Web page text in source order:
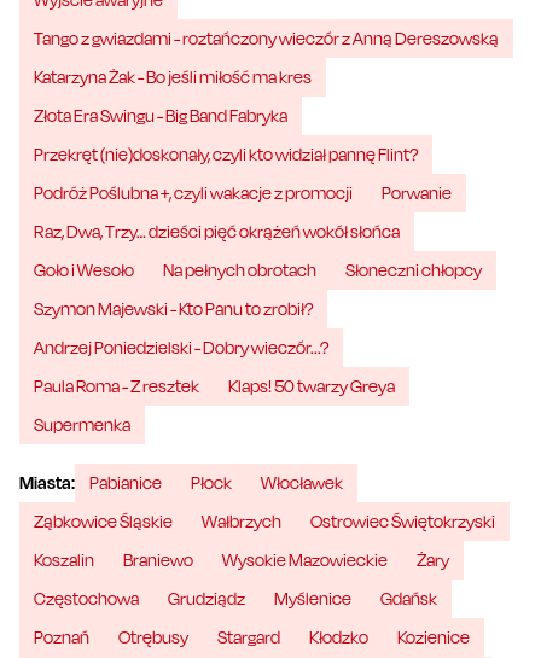
Tango z gwiazdami - roztańczony wieczór z Anną Dereszowską
Katarzyna Żak - Bo jeśli miłość ma kres
Złota Era Swingu - Big Band Fabryka
Przekręt (nie)doskonały, czyli kto widział pannę Flint?
Podróż Poślubna +, czyli wakacje z promocji
Porwanie
Raz, Dwa, Trzy… dzieści pięć okrążeń wokół słońca
Goło i Wesoło
Na pełnych obrotach
Słoneczni chłopcy
Szymon Majewski - Kto Panu to zrobił?
Andrzej Poniedzielski - Dobry wieczór...?
Paula Roma - Z resztek
Klaps! 50 twarzy Greya
Supermenka
Miasta: Pabianice Płock
Włocławek
Ząbkowice Śląskie
Wałbrzych
Ostrowiec Świętokrzyski
Koszalin
Braniewo Wysokie Mazowieckie
Żary
Częstochowa
Grudziądz Myślenice
Gdańsk
Poznań
Otrębusy Stargard Kłodzko
Kozienice